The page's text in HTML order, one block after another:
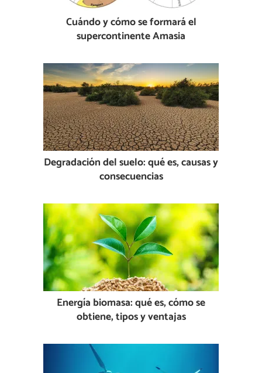
Cuándo y cómo se formará el
supercontinente Amasia
Degradación del suelo: qué es, causas y
consecuencias
Energía biomasa: qué es, cómo se
obtiene, tipos y ventajas